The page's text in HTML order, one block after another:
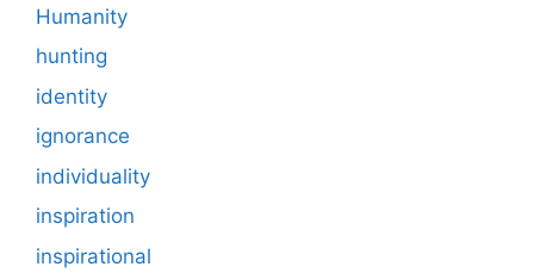
Humanity
hunting
identity
ignorance
individuality
inspiration
inspirational